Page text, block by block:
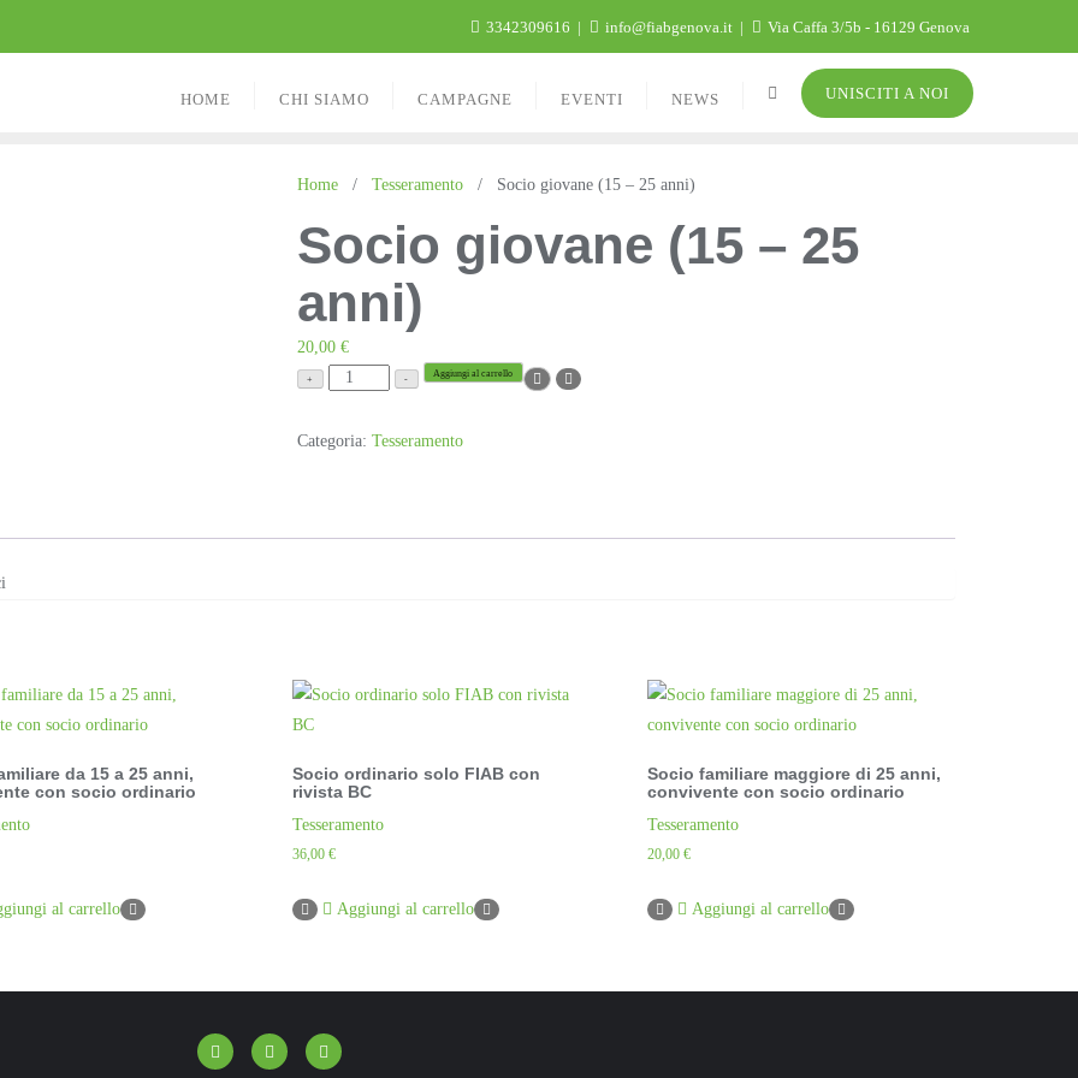
3342309616 info@fiabgenova.it Via Caffa 3/5b - 16129 Genova
HOME CHI SIAMO CAMPAGNE EVENTI NEWS UNISCITI A NOI
Home/ Tesseramento/ Socio giovane (15 – 25 anni)
Socio giovane (15 – 25
anni)
20,00 €
+
Socio
(15
-
Aggiungi al carrello
Categoria: Tesseramento
da 15 a 25 anni,
con socio ordinario
al carrello
Socio ordinario solo FIAB con
rivista BC
Tesseramento
36,00€
Aggiungi al carrello
Socio familiare maggiore di 25 anni,
convivente con socio ordinario
Tesseramento
20,00€
Aggiungi al carrello